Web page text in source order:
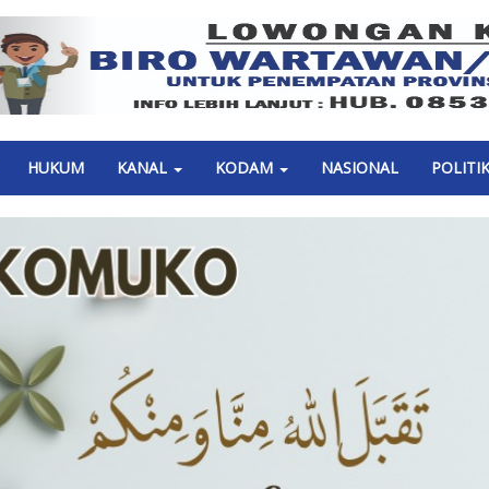
Previous
HUKUM KANAL KODAM NASIONAL POLITIK